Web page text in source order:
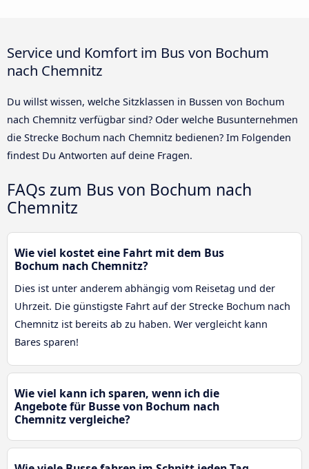
Service und Komfort im Bus von Bochum
nach Chemnitz
Du willst wissen, welche Sitzklassen in Bussen von Bochum
nach Chemnitz verfügbar sind? Oder welche Busunternehmen
die Strecke Bochum nach Chemnitz bedienen? Im Folgenden
findest Du Antworten auf deine Fragen.
FAQs zum Bus von Bochum nach
Chemnitz
Wie viel kostet eine Fahrt mit dem Bus
Bochum nach Chemnitz?
Dies ist unter anderem abhängig vom Reisetag und der
Uhrzeit. Die günstigste Fahrt auf der Strecke Bochum nach
Chemnitz ist bereits ab zu haben. Wer vergleicht kann
Bares sparen!
Wie viel kann ich sparen, wenn ich die
Angebote für Busse von Bochum nach
Chemnitz vergleiche?